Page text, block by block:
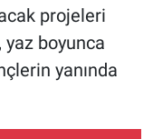
projeleri
boyunca
yanında